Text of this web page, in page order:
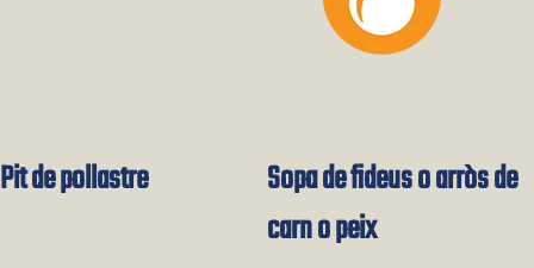
Pit de pollastre
Sopa de fideus o arròs de
carn o peix